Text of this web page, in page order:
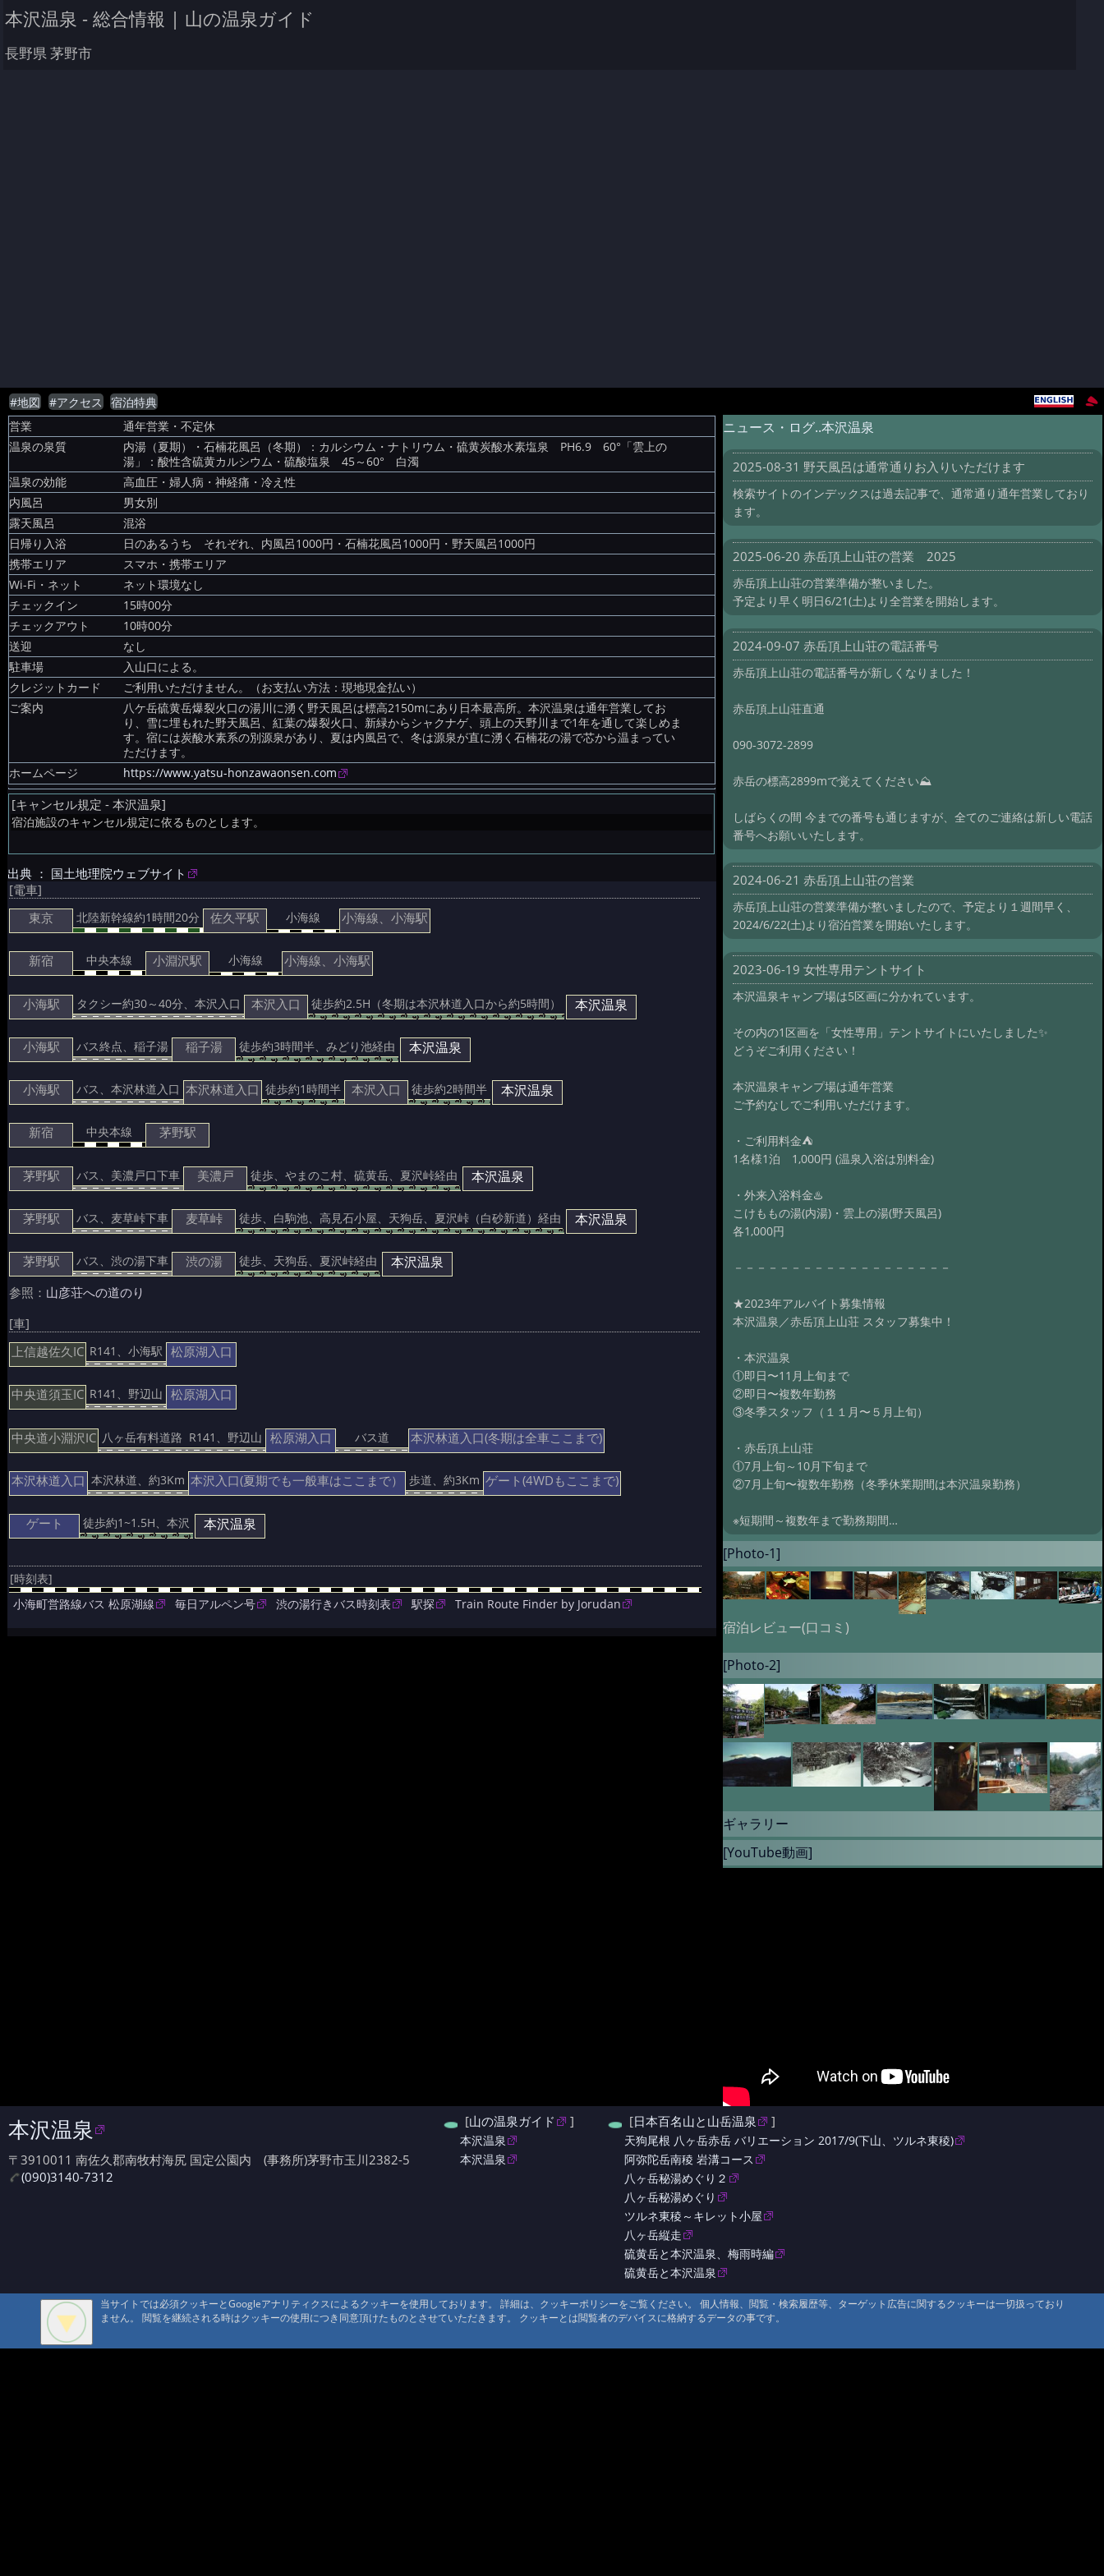
本沢温泉 - 総合情報 | 山の温泉ガイド
長野県 茅野市
#地図 #アクセス
宿泊特典
営業
通年営業・不定休
温泉の泉質
内湯（夏期）・石楠花風呂（冬期）：カルシウム・ナトリウム・硫黄炭酸水素塩泉 PH6.9 60°「雲上の
湯」：酸性含硫黄カルシウム・硫酸塩泉 45～60° 白濁
温泉の効能
高血圧・婦人病・神経痛・冷え性
内風呂
男女別
露天風呂
混浴
日帰り入浴
日のあるうち それぞれ、内風呂1000円・石楠花風呂1000円・野天風呂1000円
携帯エリア
スマホ・携帯エリア
Wi-Fi・ネット
ネット環境なし
チェックイン
15時00分
チェックアウト
10時00分
送迎
なし
駐車場
入山口による。
クレジットカード
ご利用いただけません。（お支払い方法：現地現金払い）
ご案内
八ケ岳硫黄岳爆裂火口の湯川に湧く野天風呂は標高2150mにあり日本最高所。本沢温泉は通年営業してお
り、雪に埋もれた野天風呂、紅葉の爆裂火口、新緑からシャクナゲ、頭上の天野川まで1年を通して楽しめま
す。宿には炭酸水素系の別源泉があり、夏は内風呂で、冬は源泉が直に湧く石楠花の湯で芯から温まってい
ただけます。
ホームページ
https://www.yatsu-honzawaonsen.com
[キャンセル規定 - 本沢温泉]
宿泊施設のキャンセル規定に依るものとします。
出典 ： 国土地理院ウェブサイト
[電車]
東京
北陸新幹線約1時間20分 佐久平駅 小海線 小海線、小海駅
新宿 中央本線 小淵沢駅 小海線 小海線、小海駅
小海駅 タクシー約30～40分、本沢入口 本沢入口 徒歩約2.5H（冬期は本沢林道入口から約5時間） 本沢温泉
小海駅 バス終点、稲子湯 稲子湯 徒歩約3時間半、みどり池経由 本沢温泉
小海駅 バス、本沢林道入口 本沢林道入口 徒歩約1時間半 本沢入口 徒歩約2時間半 本沢温泉
新宿 中央本線 茅野駅
茅野駅 バス、美濃戸口下車 美濃戸 徒歩、やまのこ村、硫黄岳、夏沢峠経由 本沢温泉
茅野駅 バス、麦草峠下車 麦草峠 徒歩、白駒池、高見石小屋、天狗岳、夏沢峠（白砂新道）経由 本沢温泉
茅野駅 バス、渋の湯下車 渋の湯 徒歩、天狗岳、夏沢峠経由 本沢温泉
参照： 山彦荘への道のり
[車]
上信越佐久IC R141、小海駅 松原湖入口
中央道須玉IC R141、野辺山 松原湖入口
中央道小淵沢IC 八ヶ岳有料道路 R141、野辺山 松原湖入口 バス道 本沢林道入口(冬期は全車ここまで)
本沢林道入口 本沢林道、約3Km 本沢入口(夏期でも一般車はここまで） 歩道、約3Km ゲート(4WDもここまで)
ゲート 徒歩約1~1.5H、本沢 本沢温泉
[時刻表]
小海町営路線バス 松原湖線 毎日アルペン号 渋の湯行きバス時刻表 駅探 Train Route Finder by Jorudan
ニュース・ログ..本沢温泉
2025-08-31 野天風呂は通常通りお入りいただけます
検索サイトのインデックスは過去記事で、通常通り通年営業しており
ます。
2025-06-20 赤岳頂上山荘の営業 2025
赤岳頂上山荘の営業準備が整いました。
予定より早く明日6/21(土)より全営業を開始します。
2024-09-07 赤岳頂上山荘の電話番号
赤岳頂上山荘の電話番号が新しくなりました！
赤岳頂上山荘直通
090-3072-2899
赤岳の標高2899mで覚えてください⛰️
しばらくの間 今までの番号も通じますが、全てのご連絡は新しい電話
番号へお願いいたします。
2024-06-21 赤岳頂上山荘の営業
赤岳頂上山荘の営業準備が整いましたので、予定より１週間早く、
2024/6/22(土)より宿泊営業を開始いたします。
2023-06-19 女性専用テントサイト
本沢温泉キャンプ場は5区画に分かれています。
その内の1区画を「女性専用」テントサイトにいたしました✨
どうぞご利用ください！
本沢温泉キャンプ場は通年営業
ご予約なしでご利用いただけます。
・ご利用料金⛺️
1名様1泊 1,000円 (温泉入浴は別料金)
・外来入浴料金♨️
こけももの湯(内湯)・雲上の湯(野天風呂)
各1,000円
－－－－－－－－－－－－－－－－－－－
★2023年アルバイト募集情報
本沢温泉／赤岳頂上山荘 スタッフ募集中！
・本沢温泉
①即日〜11月上旬まで
②即日〜複数年勤務
③冬季スタッフ（１１月〜５月上旬）
・赤岳頂上山荘
①7月上旬～10月下旬まで
②7月上旬〜複数年勤務（冬季休業期間は本沢温泉勤務）
※短期間～複数年まで勤務期間…
[Photo-1]
宿泊レビュー(口コミ)
[Photo-2]
ギャラリー
[YouTube動画]
本沢温泉
〒3910011 南佐久郡南牧村海尻 国定公園内 (事務所)茅野市玉川2382-5
(090)3140-7312
[山の温泉ガイド ]
本沢温泉
本沢温泉
[日本百名山と山岳温泉 ]
天狗尾根 八ヶ岳赤岳 バリエーション 2017/9(下山、ツルネ東稜)
阿弥陀岳南稜 岩溝コース
八ヶ岳秘湯めぐり２
八ヶ岳秘湯めぐり
ツルネ東稜～キレット小屋
八ヶ岳縦走
硫黄岳と本沢温泉、梅雨時編
硫黄岳と本沢温泉
当サイトでは必須クッキーとGoogleアナリティクスによるクッキーを使用しております。 詳細は、クッキーポリシーをご覧ください。 個人情報、閲覧・検索履歴等、ターゲット広告に関するクッキーは一切扱っており
ません。 閲覧を継続される時はクッキーの使用につき同意頂けたものとさせていただきます。 クッキーとは閲覧者のデバイスに格納するデータの事です。